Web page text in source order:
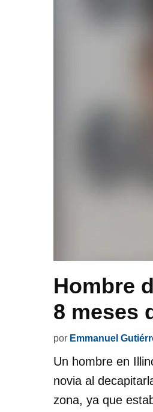
Hombre
8 meses
por Emmanuel
Un hombre en
novia al
zona, ya que